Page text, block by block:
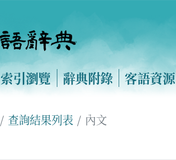
索引瀏覽 辭典附錄 客語資源
查詢結果列表 內文